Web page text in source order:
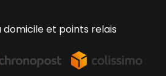
domicile et points relais